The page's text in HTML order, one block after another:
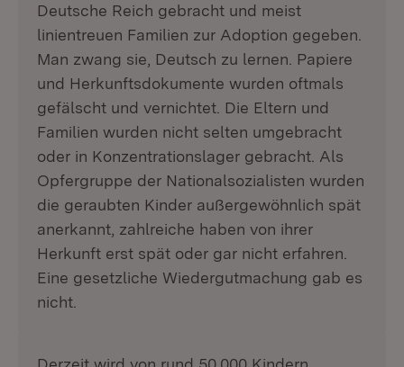
Deutsche Reich gebracht und meist
linientreuen Familien zur Adoption gegeben.
Man zwang sie, Deutsch zu lernen. Papiere
und Herkunftsdokumente wurden oftmals
gefälscht und vernichtet. Die Eltern und
Familien wurden nicht selten umgebracht
oder in Konzentrationslager gebracht. Als
Opfergruppe der Nationalsozialisten wurden
die geraubten Kinder außergewöhnlich spät
anerkannt, zahlreiche haben von ihrer
Herkunft erst spät oder gar nicht erfahren.
Eine gesetzliche Wiedergutmachung gab es
nicht.